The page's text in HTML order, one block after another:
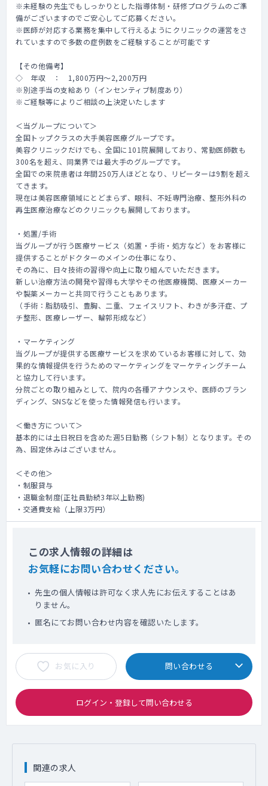
※未経験の先生でもしっかりとした指導体制・研修プログラムのご準
備がございますのでご安心してご応募ください。
※医師が対応する業務を集中して行えるようにクリニックの運営をさ
れていますので多数の症例数をご経験することが可能です
【その他備考】
◇ 年収 ： 1,800万円～2,200万円
※別途手当の支給あり（インセンティブ制度あり）
※ご経験等によりご相談の上決定いたします
＜当グループについて＞
全国トップクラスの大手美容医療グループです。
美容クリニックだけでも、全国に101院展開しており、常勤医師数も
300名を超え、同業界では最大手のグループです。
全国での来院患者は年間250万人ほどとなり、リピーターは9割を超え
てきます。
現在は美容医療領域にとどまらず、眼科、不妊専門治療、整形外科の
再生医療治療などのクリニックも展開しております。
・処置/手術
当グループが行う医療サービス（処置・手術・処方など）をお客様に
提供することがドクターのメインの仕事になり、
その為に、日々技術の習得や向上に取り組んでいただきます。
新しい治療方法の開発や習得も大学やその他医療機関、医療メーカー
や製薬メーカーと共同で行うこともあります。
（手術：脂肪吸引、豊胸、二重、フェイスリフト、わきが多汗症、プ
チ整形、医療レーザー、輪郭形成など）
・マーケティング
当グループが提供する医療サービスを求めているお客様に対して、効
果的な情報提供を行うためのマーケティングをマーケティングチーム
と協力して行います。
分院ごとの取り組みとして、院内の各種アナウンスや、医師のブラン
ディング、SNSなどを使った情報発信も行います。
＜働き方について＞
基本的には土日祝日を含めた週5日勤務（シフト制）となります。その
為、固定休みはございません。
＜その他＞
・制服貸与
・退職金制度(正社員勤続3年以上勤務)
・交通費支給（上限3万円）
この求人情報の詳細は
お気軽にお問い合わせください。
先生の個人情報は許可なく求人先にお伝えすることはあ
りません。
匿名にてお問い合わせ内容を確認いたします。
お気に入り 問い合わせる
ログイン・登録して問い合わせる
関連の求人